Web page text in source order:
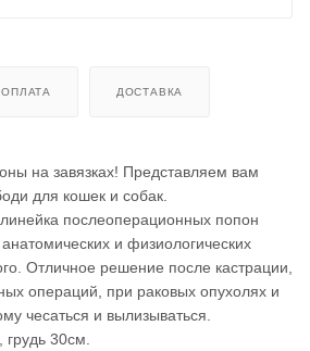
ОПЛАТА ДОСТАВКА
на завязках! Представляем вам
для кошек и собак.
послеоперационных попон
и физиологических
Отличное решение после кастрации,
операций, при раковых опухолях и
чесаться и вылизываться.
30см.